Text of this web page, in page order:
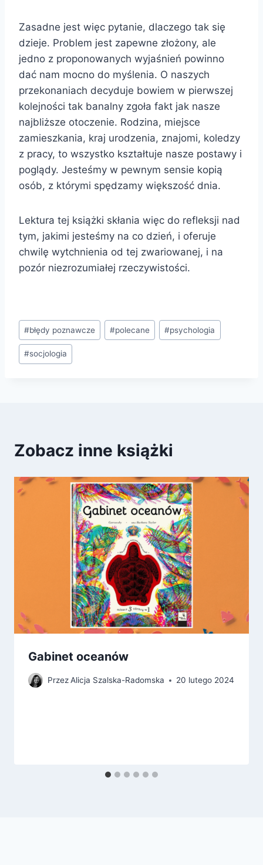
Zasadne jest więc pytanie, dlaczego tak się
dzieje. Problem jest zapewne złożony, ale
jedno z proponowanych wyjaśnień powinno
dać nam mocno do myślenia. O naszych
przekonaniach decyduje bowiem w pierwszej
kolejności tak banalny zgoła fakt jak nasze
najbliższe otoczenie. Rodzina, miejsce
zamieszkania, kraj urodzenia, znajomi, koledzy
z pracy, to wszystko kształtuje nasze postawy i
poglądy. Jesteśmy w pewnym sensie kopią
osób, z którymi spędzamy większość dnia.
Lektura tej książki skłania więc do refleksji nad
tym, jakimi jesteśmy na co dzień, i oferuje
chwilę wytchnienia od tej zwariowanej, i na
pozór niezrozumiałej rzeczywistości.
Tagi
wpisu:
#błędy poznawcze #polecane #psychologia
#socjologia
Zobacz inne książki
Gabinet oceanów
PrzezAlicja Szalska-Radomska 20 lutego 2024